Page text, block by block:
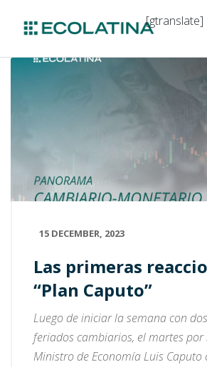
[gtranslate]
15 DECEMBER, 2023
Las primeras
“Plan Caputo”
Luego de iniciar la semana con
feriados cambiarios, el martes por
Ministro de Economía Luis Caputo